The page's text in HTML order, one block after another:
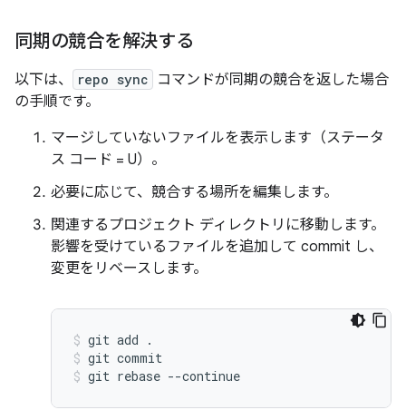
同期の競合を解決する
以下は、 repo sync
コマンドが同期の競合を返した場合
の手順です。
マージしていないファイルを表示します（ステータ
ス コード = U）。
必要に応じて、競合する場所を編集します。
関連するプロジェクト ディレクトリに移動します。
影響を受けているファイルを追加して commit し、
変更をリベースします。
git add .
git commit
git rebase --continue